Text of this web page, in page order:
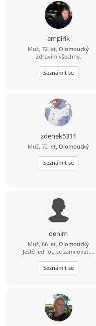
empirik
Muž, 72 let, Olomoucký
Zdravím všechny.
Seznámit se
zdenek5311
Muž, 72 let, Olomoucký
Seznámit se
denim
Muž, 66 let, Olomoucký
Ještě jednou se zamilovat....
Seznámit se